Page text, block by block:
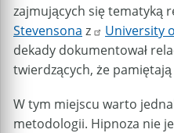
zajmujących się tematyką
Stevensona z University
dekady dokumentował
twierdzących, że pamiętają
W tym miejscu warto
metodologii. Hipnoza nie